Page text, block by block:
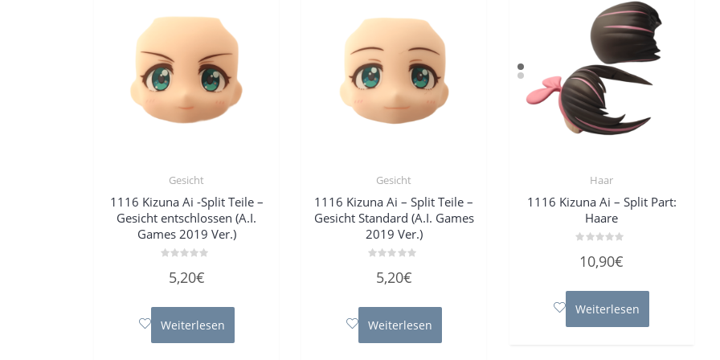
Gesicht
1116 Kizuna Ai -Split Teile –
Gesicht entschlossen (A.I.
Games 2019 Ver.)
mit
5
5,20€
Weiterlesen
Gesicht
1116 Kizuna Ai – Split Teile –
Gesicht Standard (A.I. Games
2019 Ver.)
mit
5
5,20€
Weiterlesen
Haar
1116 Kizuna Ai – Split Part:
Haare
mit
5
10,90€
Weiterlesen